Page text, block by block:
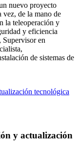
nuevo proyecto
vez, de la mano de
la teleoperación y
y eficiencia
Supervisor en
de sistemas de
y actualización